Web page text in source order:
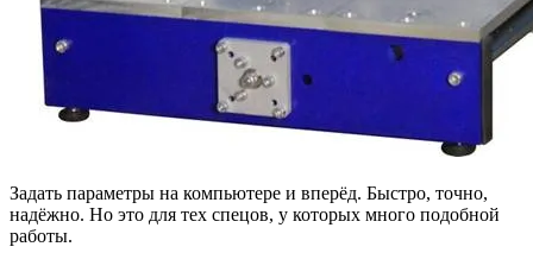
Задать параметры на компьютере и вперёд. Быстро, точно,
надёжно. Но это для тех спецов, у которых много подобной
работы.